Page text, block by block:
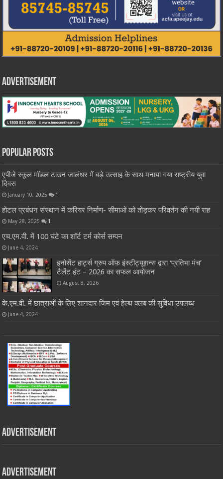
Advertisement
Popular Posts
एपीजे स्कूल मॉडल टाउन जालंधर में बड़े उत्साह के साथ मनाया गया राष्ट्रीय युवा
दिवस
January 10, 2025 1
होटल प्रबंधन संस्थान में करियर निर्माण- सीमाओं को तोड़कर परिवर्तन की नयी राह
May 28, 2025 1
एच.एम.वी. में 100 घंटे का शॉर्ट टर्म कोर्स सम्पन
June 4, 2024
इनोसेंट हार्ट्स ग्रुप ऑफ़ इंस्टीट्यूशन्स द्वारा ‘प्रतिभा मंच’
टैलेंट हंट – 2026 का सफल आयोजन
August 8, 2026
के.एम.वी. में छात्राओं के लिए शानदार जिम एवं हेल्थ क्लब की सुविधा उपलब्ध
June 4, 2024
Advertisement
Advertisement